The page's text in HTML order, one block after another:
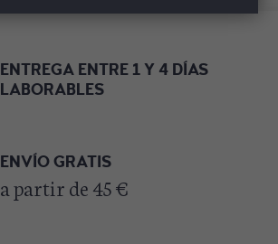
ENTREGA ENTRE 1 Y 4 DÍAS
LABORABLES
ENVÍO GRATIS
a partir de 45 €